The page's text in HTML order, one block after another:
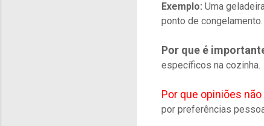
Exemplo: Uma
ponto de congelamento.
Por que é
específicos na cozinha.
Por que opiniões
por preferências